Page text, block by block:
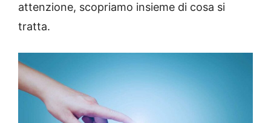
attenzione, scopriamo insieme di cosa si
tratta.